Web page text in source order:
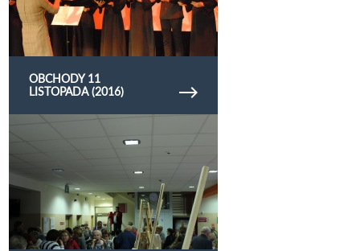
OBCHODY 11
LISTOPADA (2016)